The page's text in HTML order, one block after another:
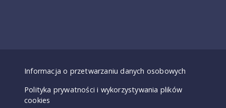
Dostępność - deklaracje
Informacja o przetwarzaniu danych osobowych
Polityka prywatności i wykorzystywania plików
cookies